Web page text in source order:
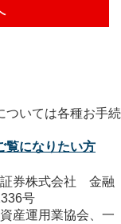
覧になりたい方
証券株式会社 金融
号
産運用業協会、一